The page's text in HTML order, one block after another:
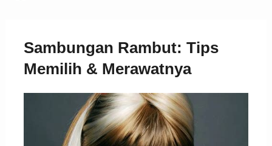
Sambungan Rambut: Tips
Memilih & Merawatnya